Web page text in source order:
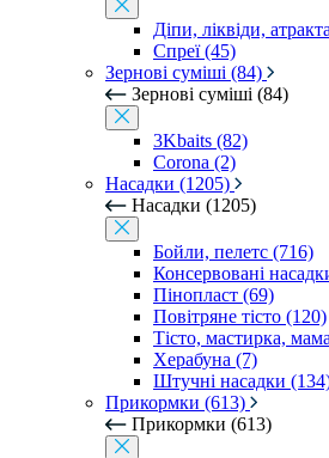
Діпи, ліквіди,
Спреї (45)
Зернові суміші (84)
Зернові суміші (84)
3Kbaits (82)
Corona (2)
Насадки (1205)
Насадки (1205)
Бойли, пелетс (716)
Консервовані
Пінопласт (69)
Повітряне тісто (120)
Тісто, мастирка,
Херабуна (7)
Штучні насадки
Прикормки (613)
Прикормки (613)